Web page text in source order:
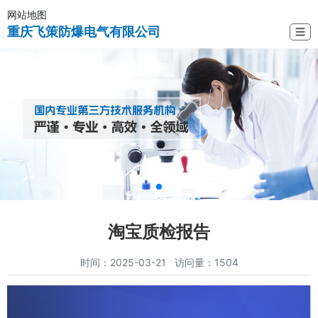
网站地图
重庆飞策防爆电气有限公司 ☰
淘宝质检报告
时间：2025-03-21 访问量：1504